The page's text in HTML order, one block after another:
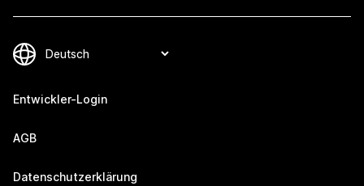
Entwickler-Login
AGB
Datenschutzerklärung